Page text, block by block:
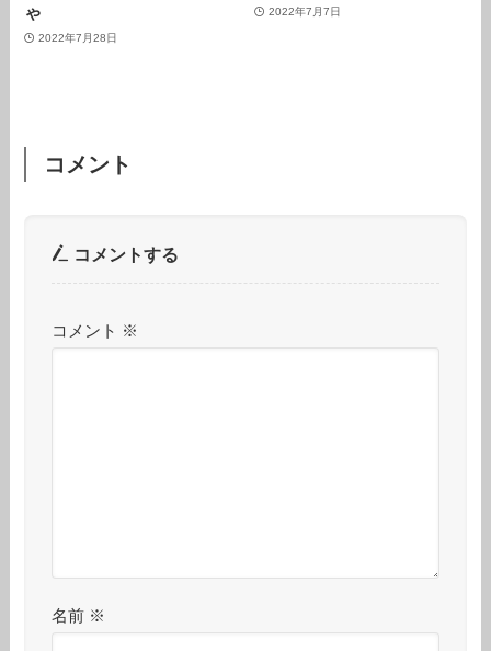
ゃ
2022年7月28日
2022年7月7日
コメント
コメントする
コメント ※
名前 ※